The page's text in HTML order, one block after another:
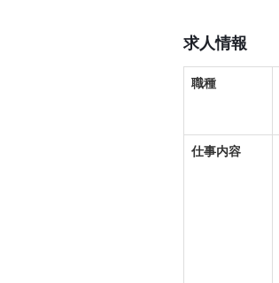
求人情報
職種
仕事内容